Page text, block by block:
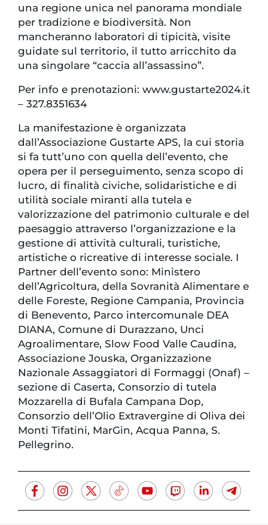
una regione unica nel panorama mondiale
per tradizione e biodiversità. Non
mancheranno laboratori di tipicità, visite
guidate sul territorio, il tutto arricchito da
una singolare “caccia all’assassino”.
Per info e prenotazioni: www.gustarte2024.it
– 327.8351634
La manifestazione è organizzata
dall’Associazione Gustarte APS, la cui storia
si fa tutt’uno con quella dell’evento, che
opera per il perseguimento, senza scopo di
lucro, di finalità civiche, solidaristiche e di
utilità sociale miranti alla tutela e
valorizzazione del patrimonio culturale e del
paesaggio attraverso l’organizzazione e la
gestione di attività culturali, turistiche,
artistiche o ricreative di interesse sociale. I
Partner dell’evento sono: Ministero
dell’Agricoltura, della Sovranità Alimentare e
delle Foreste, Regione Campania, Provincia
di Benevento, Parco intercomunale DEA
DIANA, Comune di Durazzano, Unci
Agroalimentare, Slow Food Valle Caudina,
Associazione Jouska, Organizzazione
Nazionale Assaggiatori di Formaggi (Onaf) –
sezione di Caserta, Consorzio di tutela
Mozzarella di Bufala Campana Dop,
Consorzio dell’Olio Extravergine di Oliva dei
Monti Tifatini, MarGin, Acqua Panna, S.
Pellegrino.